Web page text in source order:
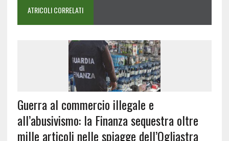
ATRICOLI CORRELATI
Guerra al commercio illegale e
all’abusivismo: la Finanza sequestra oltre
mille articoli nelle spiagge dell’Ogliastra